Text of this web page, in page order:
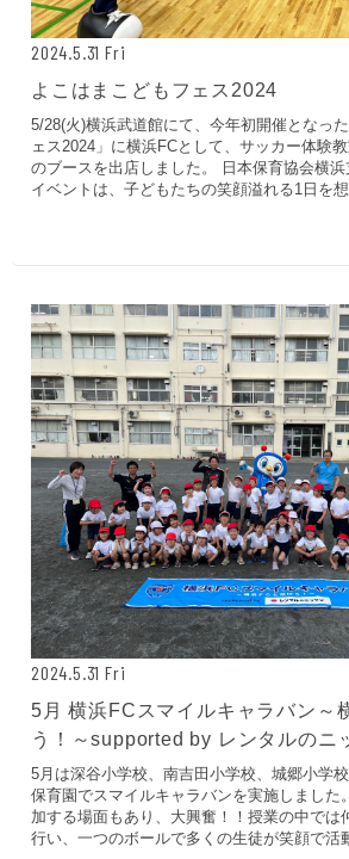
2024.5.31 Fri
よこはまこどもフェス2024
5/28(火)横浜武道館にて、今年初開催となっ
ェス2024」に横浜FCとして、サッカー体験
のブースを出店しました。 日本保育協会横
イベントは、子どもたちの笑顔溢れる1日を
重すること、さまざまなアクティビティや
くの笑顔が生まれていました。 フリ丸もイベ
交流に大忙しの1日になりました。 実施場所
1,200名
2024.5.31 Fri
5月 横浜FCスマイルキャラバン～
う！～supported by レンタルのニ
5月は深谷小学校、南吉田小学校、城郷小学
保育園でスマイルキャラバンを実施しました
加する場面もあり、大興奮！！授業の中では
行い、一つのボールで多くの生徒が笑顔で活